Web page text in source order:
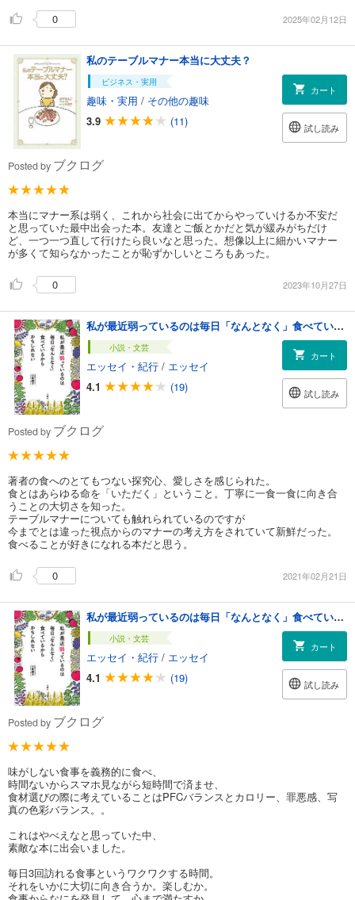
0 2025年02月12日
私のテーブルマナー本当に大丈夫？
ビジネス・実用
趣味・実用 / その他の趣味
3.9
(11)
カート
試し読み
Posted by ブクログ
本当にマナー系は弱く、これから社会に出てからやっていけるか不安だ
と思っていた最中出会った本。友達とご飯とかだと気が緩みがちだけ
ど、一つ一つ直して行けたら良いなと思った。想像以上に細かいマナー
が多くて知らなかったことが恥ずかしいところもあった。
0 2023年10月27日
私が最近弱っているのは毎日「なんとなく」食べているからかもしれない
小説・文芸
エッセイ・紀行 / エッセイ
4.1
(19)
カート
試し読み
Posted by ブクログ
著者の食へのとてもつない探究心、愛しさを感じられた。
食とはあらゆる命を「いただく」ということ。丁寧に一食一食に向き合
うことの大切さを知った。
テーブルマナーについても触れられているのですが
今までとは違った視点からのマナーの考え方をされていて新鮮だった。
食べることが好きになれる本だと思う。
0 2021年02月21日
私が最近弱っているのは毎日「なんとなく」食べているからかもしれない
小説・文芸
エッセイ・紀行 / エッセイ
4.1
(19)
カート
試し読み
Posted by ブクログ
味がしない食事を義務的に食べ、
時間ないからスマホ見ながら短時間で済ませ、
食材選びの際に考えていることはPFCバランスとカロリー、罪悪感、写
真の色彩バランス。。
これはやべえなと思っていた中、
素敵な本に出会いました。
毎日3回訪れる食事というワクワクする時間。
それをいかに大切に向き合うか。楽しむか。